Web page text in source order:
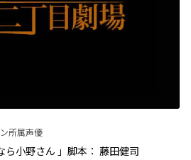
所属声優
ら小野さん 」脚本： 藤田健司